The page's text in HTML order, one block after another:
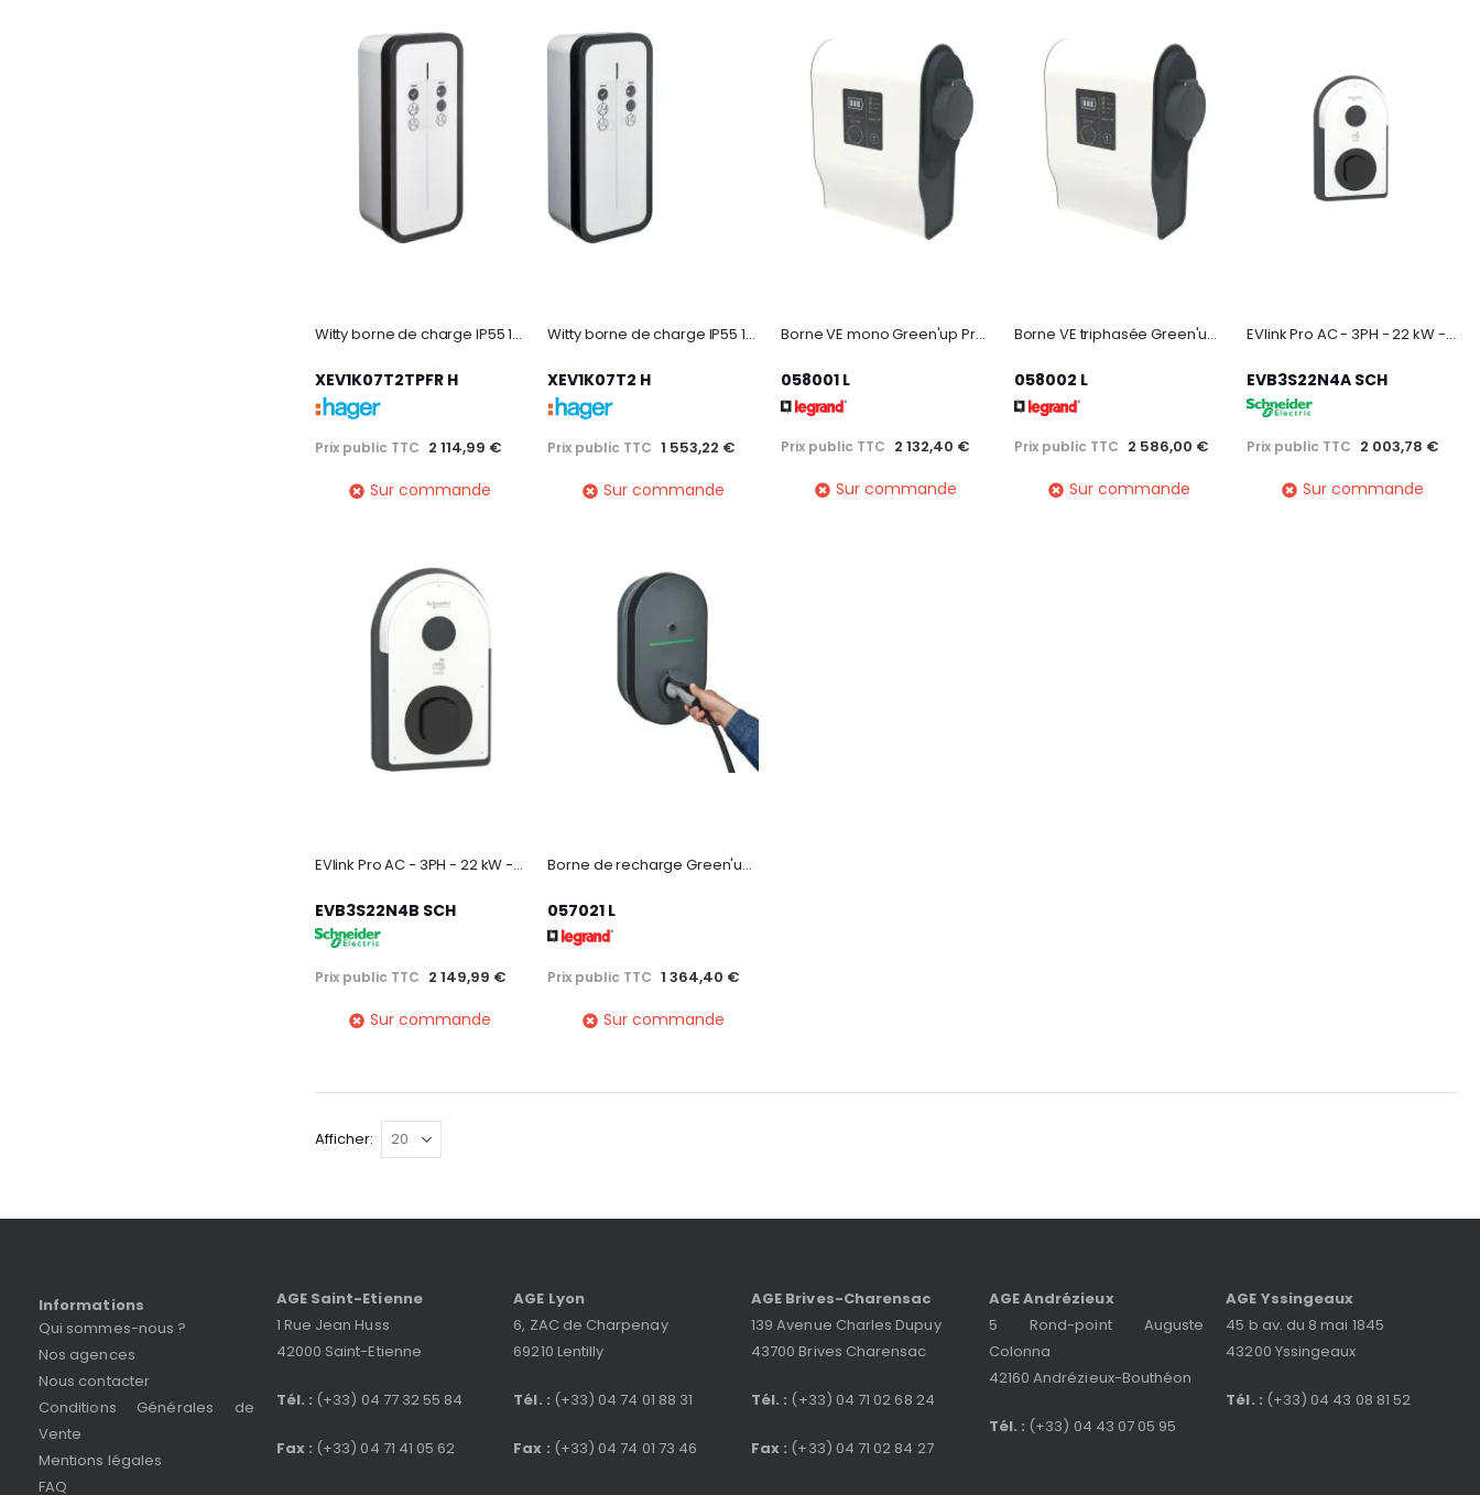
Witty borne de charge IP55 1x7kW T2+TIC+PR avec clé
XEV1K07T2TPFR H
Prix public TTC 2 114,99 €
Sur commande
Witty borne de charge IP55 1x7kW 1P T2 avec clé
XEV1K07T2 H
Prix public TTC 1 553,22 €
Sur commande
Borne VE mono Green'up Premium avec protection 7,4kW Mode 3 plastique
058001 L
Prix public TTC 2 132,40 €
Sur commande
Borne VE triphasée Green'up Premium avec protection 22kW Mode 3 plastique
058002 L
Prix public TTC 2 586,00 €
Sur commande
EVlink Pro AC - 3PH - 22 kW - 32A - 1 prise T2S - RDC - DD 6 mA +RCD Type A +MNx
EVB3S22N4A SCH
Prix public TTC 2 003,78 €
Sur commande
EVlink Pro AC - 3PH - 22 kW - 32A - 1 prise T2S - RCD Type B EV + MNx
EVB3S22N4B SCH
Prix public TTC 2 149,99 €
Sur commande
Borne de recharge Green'up Home monophasée 7,4kW M3
057021 L
Prix public TTC 1 364,40 €
Sur commande
Afficher
Informations
Qui sommes-nous ?
Nos agences
Nous contacter
Conditions Générales de
Vente
Mentions légales
FAQ
AGE Saint-Etienne
1 Rue Jean Huss
42000 Saint-Etienne
Tél. : (+33) 04 77 32 55 84
Fax : (+33) 04 71 41 05 62
AGE Lyon
6, ZAC de Charpenay
69210 Lentilly
Tél. : (+33) 04 74 01 88 31
Fax : (+33) 04 74 01 73 46
AGE Brives-Charensac
139 Avenue Charles Dupuy
43700 Brives Charensac
Tél. : (+33) 04 71 02 68 24
Fax : (+33) 04 71 02 84 27
AGE Andrézieux
5 Rond-point Auguste
Colonna
42160 Andrézieux-Bouthéon
Tél. : (+33) 04 43 07 05 95
AGE Yssingeaux
45 b av. du 8 mai 1845
43200 Yssingeaux
Tél. : (+33) 04 43 08 81 52